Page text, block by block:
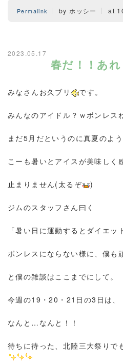
Permalink by ホッシー at
2023.05.17
春だ！！あ
みなさんお久ブリ です。
みんなのアイドル？ｗボンレス
まだ5月だというのに真夏のよ
こーも暑いとアイスが美味しく
止まりません(太るぞ )
ジムのスタッフさん曰く
「暑い日に運動するとダイエ
ボンレスにならない様に、僕も
と僕の雑談はここまでにして。
今週の19・20・21日の3日は、
なんと…なんと！！
待ちに待った、北陸三大祭りで